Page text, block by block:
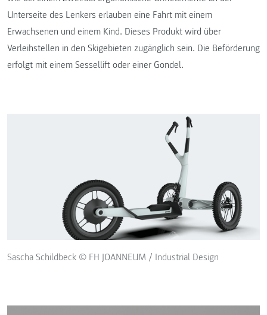
Unterseite des Lenkers erlauben eine Fahrt mit einem
Erwachsenen und einem Kind. Dieses Produkt wird über
Verleihstellen in den Skigebieten zugänglich sein. Die Beförderung
erfolgt mit einem Sessellift oder einer Gondel.
Sascha Schildbeck © FH JOANNEUM / Industrial Design